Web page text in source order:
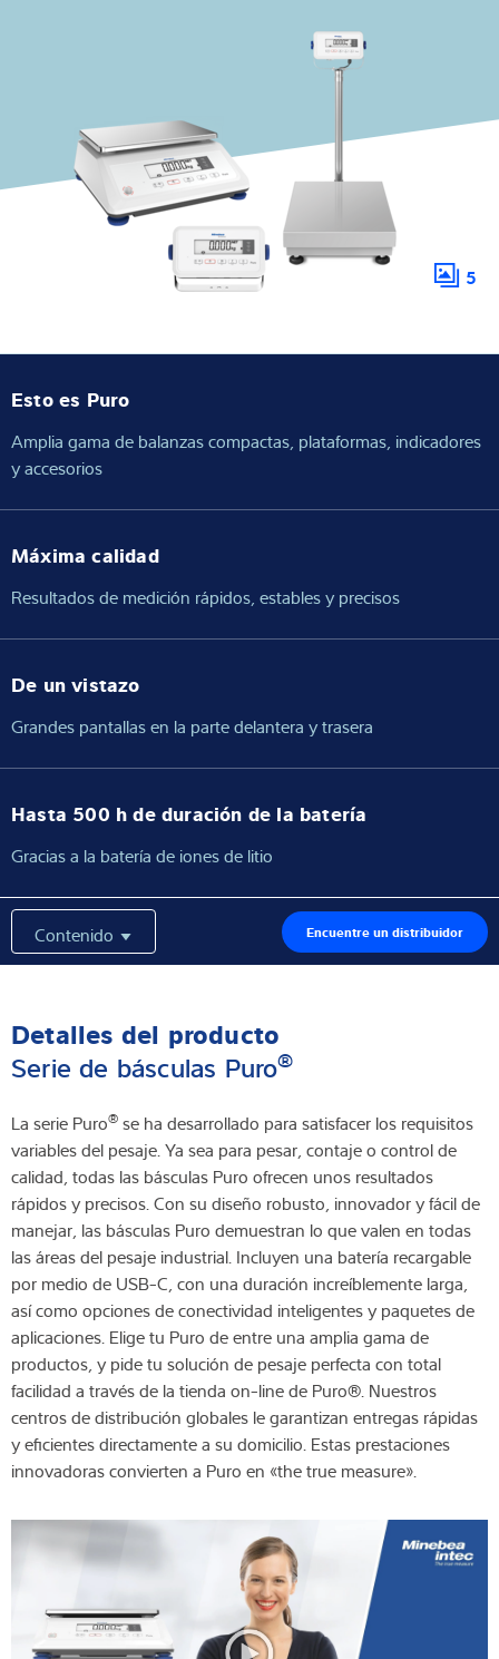
Buscador de productos
5
Esto es Puro
Amplia gama de balanzas compactas, plataformas, indicadores
y accesorios
Máxima calidad
Resultados de medición rápidos, estables y precisos
De un vistazo
Grandes pantallas en la parte delantera y trasera
Hasta 500 h de duración de la batería
Gracias a la batería de iones de litio
Contenido Encuentre un distribuidor
Detalles del producto
Serie de básculas Puro®
La serie Puro® se ha desarrollado para satisfacer los requisitos
variables del pesaje. Ya sea para pesar, contaje o control de
calidad, todas las básculas Puro ofrecen unos resultados
rápidos y precisos. Con su diseño robusto, innovador y fácil de
manejar, las básculas Puro demuestran lo que valen en todas
las áreas del pesaje industrial. Incluyen una batería recargable
por medio de USB-C, con una duración increíblemente larga,
así como opciones de conectividad inteligentes y paquetes de
aplicaciones. Elige tu Puro de entre una amplia gama de
productos, y pide tu solución de pesaje perfecta con total
facilidad a través de la tienda on-line de Puro®. Nuestros
centros de distribución globales le garantizan entregas rápidas
y eficientes directamente a su domicilio. Estas prestaciones
innovadoras convierten a Puro en «the true measure».